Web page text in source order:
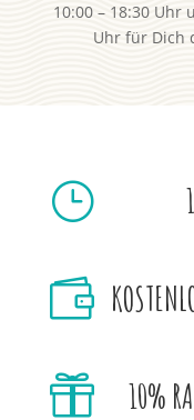
10:00 – 18:30 Uhr
Uhr für Dich
}

 10%